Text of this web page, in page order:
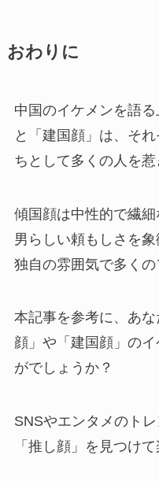
おわりに
中国のイケメンを語る
と「建国顔」は、そ
ちとして多くの人を惹
傾国顔は中性的で繊
男らしい頼もしさを
独自の雰囲気で多くの
本記事を参考に、あ
顔」や「建国顔」の
がでしょうか？
SNSやエンタメのト
「推し顔」を見つけ